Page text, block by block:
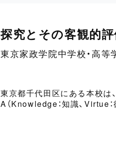
探究とその客観的
東京家政学院中学校・高等
東京都千代田区にある本校は
A（Knowledge：知識、Virtue：